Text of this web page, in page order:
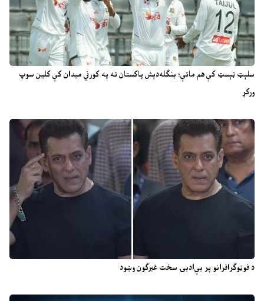
سلېټ ټېسټ کې هم ماتې؛ بنګله‌دېش پاکستان ته په کورني میدان کې کلین سوپ
ورکړ
د فوټوګرافرانو پر بې‌ادبۍ سخت غبرګون وښود